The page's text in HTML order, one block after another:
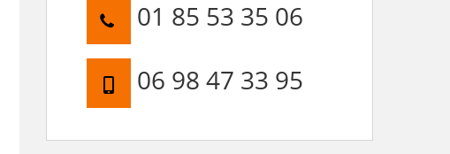
01 85 53 35 06
06 98 47 33 95